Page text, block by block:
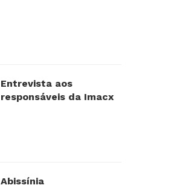
Entrevista aos
responsáveis da Imacx
Abissínia